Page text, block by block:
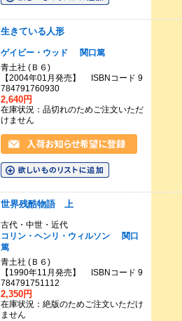
生きている人形
ゲイビー・ウッド
関口篤
青土社 (Ｂ６)
【2004年01月発売】 ISBNコード 9
784791760930
2,640円
在庫状況：品切れのためご注文いただ
けません
世界残酷物語 上
古代・中世・近代
コリン・ヘンリ・ウィルソン
関口
篤
青土社 (Ｂ６)
【1990年11月発売】 ISBNコード 9
784791751112
2,350円
在庫状況：絶版のためご注文いただけ
ません